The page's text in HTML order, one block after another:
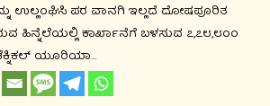
ಉಲ್ಲಂಘಿಸಿ ಪರ ವಾನಗಿ ಇಲ್ಲದೆ ದೋಷಪೂರಿತ
ಹಿನ್ನೆಲೆಯಲ್ಲಿ ಕಾರ್ಖಾನೆಗೆ ಬಳಸುವ ೭,೭೮,೮೦೦
ಯೂರಿಯಾ…